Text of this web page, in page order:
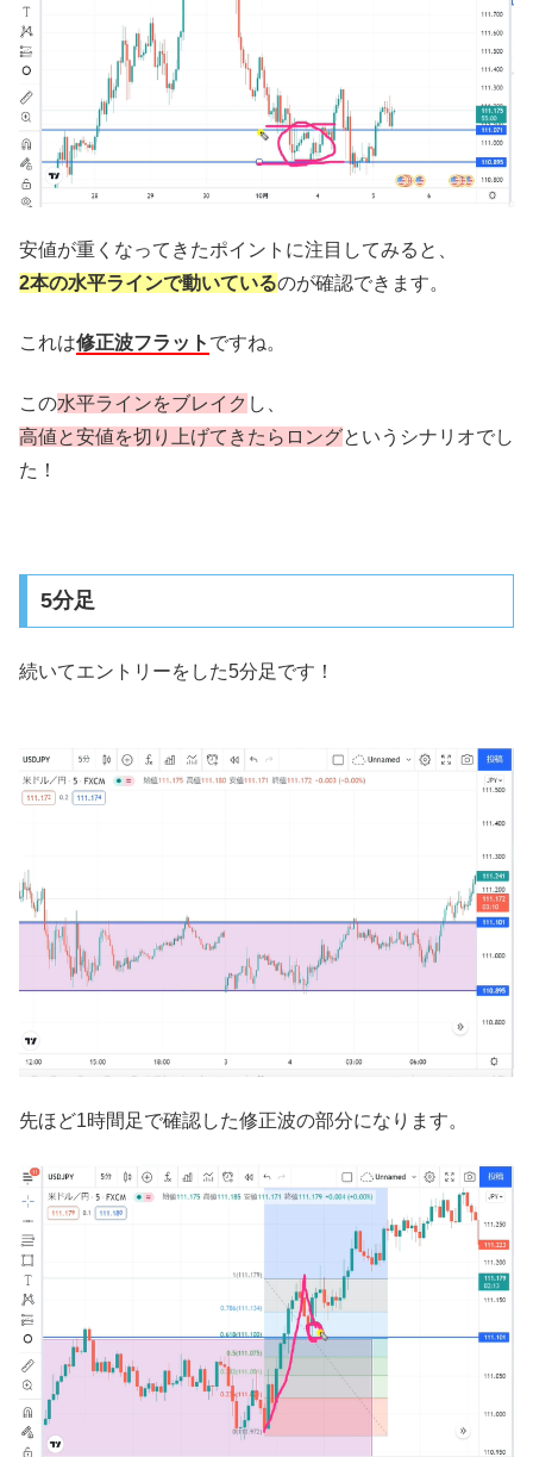
安値が重くなってきたポイントに注目してみると、
2本の水平ラインで動いているのが確認できます。
これは修正波フラット ですね。
この水平ラインをブレイク し、
高値と安値を切り上げてきたらロングというシナリオでし
た！
5分足
続いてエントリーをした5分足です！
先ほど1時間足で確認した修正波の部分になります。